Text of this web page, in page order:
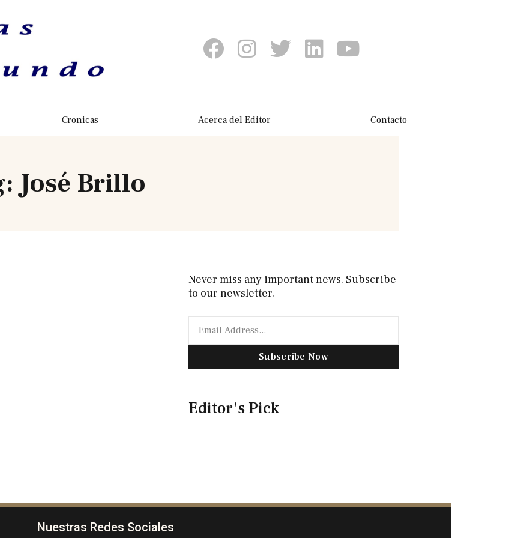
Cronicas Acerca del Editor Contacto
José Brillo
Never miss any important news. Subscribe
to our newsletter.
Subscribe Now
Editor's Pick
Nuestras Redes Sociales